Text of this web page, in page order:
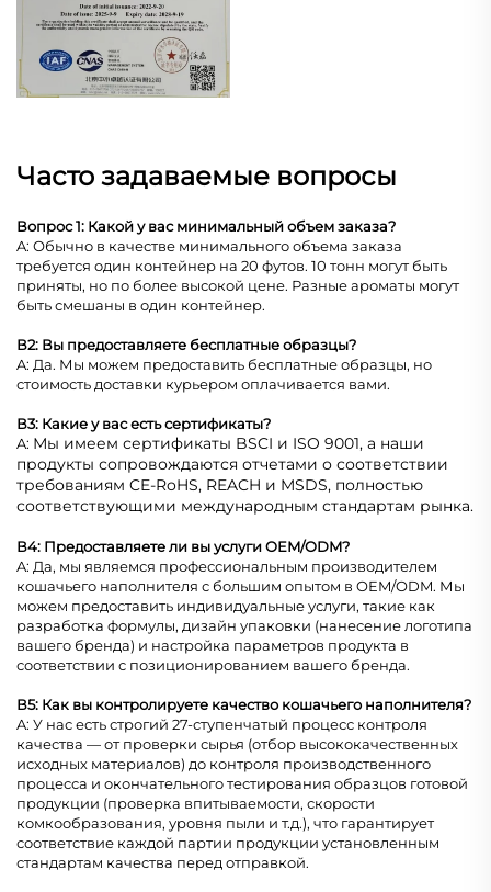
Часто задаваемые вопросы
Вопрос 1: Какой у вас минимальный объем заказа?
A: Обычно в качестве минимального объема заказа
требуется один контейнер на 20 футов. 10 тонн могут быть
приняты, но по более высокой цене. Разные ароматы могут
быть смешаны в один контейнер.
В2: Вы предоставляете бесплатные образцы?
A: Да. Мы можем предоставить бесплатные образцы, но
стоимость доставки курьером оплачивается вами.
В3: Какие у вас есть сертификаты?
A: Мы имеем сертификаты BSCI и ISO 9001, а наши
продукты сопровождаются отчетами о соответствии
требованиям CE-RoHS, REACH и MSDS, полностью
соответствующими международным стандартам рынка.
В4: Предоставляете ли вы услуги OEM/ODM?
A: Да, мы являемся профессиональным производителем
кошачьего наполнителя с большим опытом в OEM/ODM. Мы
можем предоставить индивидуальные услуги, такие как
разработка формулы, дизайн упаковки (нанесение логотипа
вашего бренда) и настройка параметров продукта в
соответствии с позиционированием вашего бренда.
В5: Как вы контролируете качество кошачьего наполнителя?
A: У нас есть строгий 27-ступенчатый процесс контроля
качества — от проверки сырья (отбор высококачественных
исходных материалов) до контроля производственного
процесса и окончательного тестирования образцов готовой
продукции (проверка впитываемости, скорости
комкообразования, уровня пыли и т.д.), что гарантирует
соответствие каждой партии продукции установленным
стандартам качества перед отправкой.